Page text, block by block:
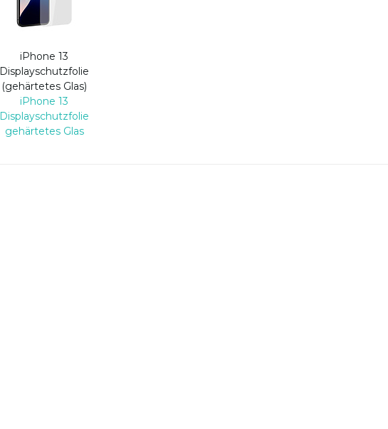
iPhone 13
Displayschutzfolie
(gehärtetes Glas)
iPhone 13
Displayschutzfolie
gehärtetes Glas